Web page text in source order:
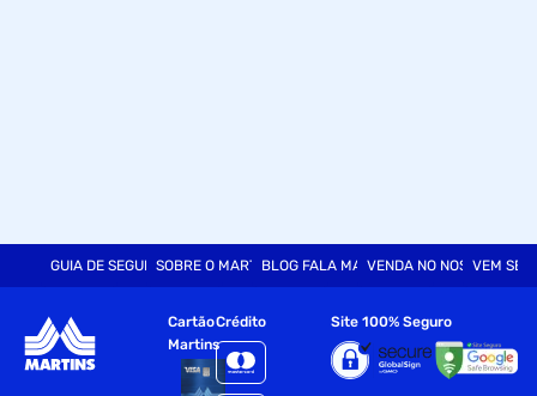
GUIA DE SEGURANÇASOBRE O MARTINSBLOG FALA MARTVENDA NO NOSSO SITE
VEM SER
Cartão
Martins
Crédito Site 100% Seguro